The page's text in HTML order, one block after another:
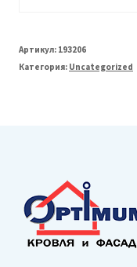
Артикул: 193206
Категория: Uncategorized